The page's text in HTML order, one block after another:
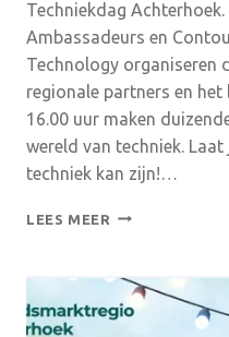
Techniekdag
Ambassadeurs en
Technology organiseren
regionale partners en het
16.00 uur maken
wereld van techniek.
techniek kan zijn!…
LEES MEER MELD
VOOR
DE
TECHNIEKDAG